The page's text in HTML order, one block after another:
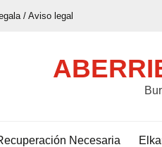
/ Aviso legal
Necesaria